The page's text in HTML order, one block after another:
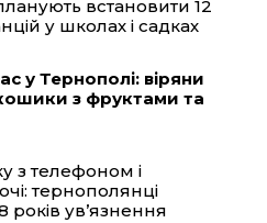
встановити 12
у школах і садках
у Тернополі: віряни
з фруктами та
з телефоном і
тернополянці
років ув’язнення